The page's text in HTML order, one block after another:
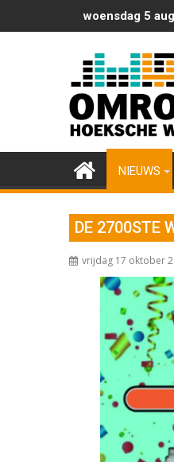
naar
woensdag 5
NIEUWS
DE 2700STE
vrijdag 17 oktober